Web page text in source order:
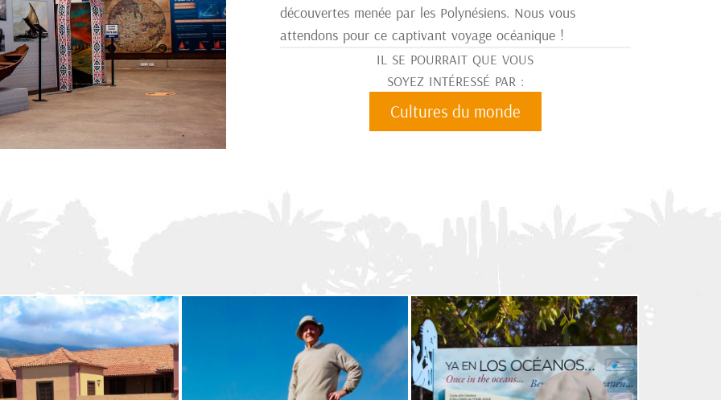
découvertes menée par les Polynésiens. Nous vous
attendons pour ce captivant voyage océanique !
IL SE POURRAIT QUE VOUS
SOYEZ INTÉRESSÉ PAR :
Cultures du monde